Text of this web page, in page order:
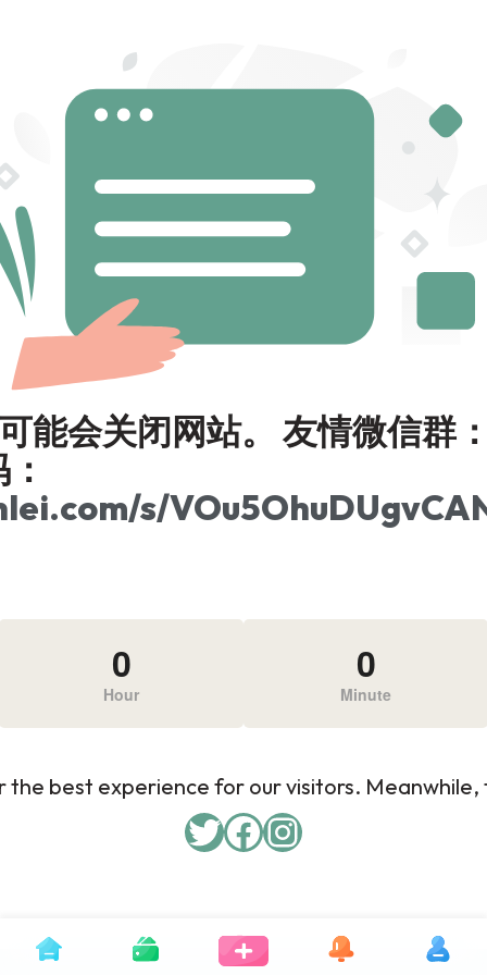
能会关闭网站。 友情微信群
s/
0
Hour
0
Minute
best experience for our visitors. Meanwhile,